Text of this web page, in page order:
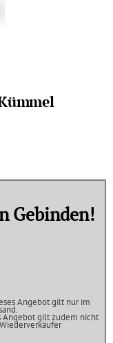
Gebinden!
Angebot gilt nur im
Angebot gilt zudem nicht